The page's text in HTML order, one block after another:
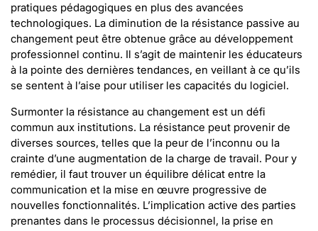
pratiques pédagogiques en plus des avancées
technologiques. La diminution de la résistance passive au
changement peut être obtenue grâce au développement
professionnel continu. Il s’agit de maintenir les éducateurs
à la pointe des dernières tendances, en veillant à ce qu’ils
se sentent à l’aise pour utiliser les capacités du logiciel.
Surmonter la résistance au changement est un défi
commun aux institutions. La résistance peut provenir de
diverses sources, telles que la peur de l’inconnu ou la
crainte d’une augmentation de la charge de travail. Pour y
remédier, il faut trouver un équilibre délicat entre la
communication et la mise en œuvre progressive de
nouvelles fonctionnalités. L’implication active des parties
prenantes dans le processus décisionnel, la prise en